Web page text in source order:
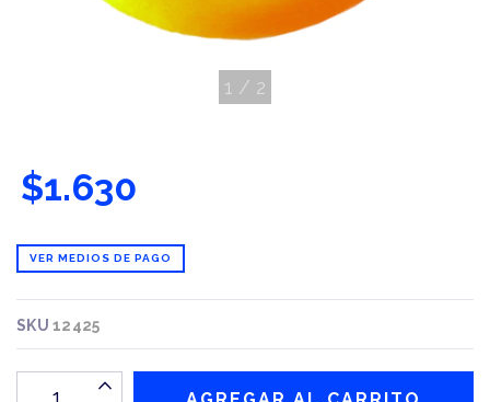
1 / 2
$1.630
VER MEDIOS DE PAGO
SKU12425